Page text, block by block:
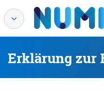
Erklärung zur